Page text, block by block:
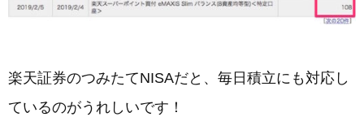
楽天証券のつみたてNISAだと、毎日積立にも対応し
ているのがうれしいです！